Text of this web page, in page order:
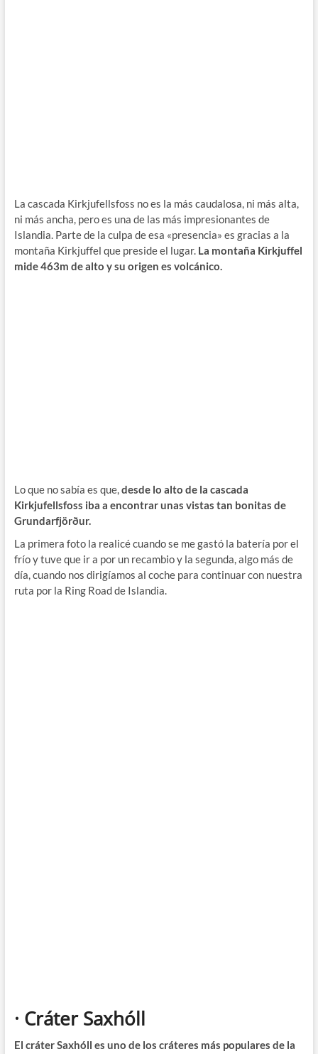
La cascada Kirkjufellsfoss no es la más caudalosa, ni más alta,
ni más ancha, pero es una de las más impresionantes de
Islandia. Parte de la culpa de esa «presencia» es gracias a la
montaña Kirkjuffel que preside el lugar. La montaña Kirkjuffel
mide 463m de alto y su origen es volcánico.
Lo que no sabía es que,desde lo alto de la cascada
Kirkjufellsfoss iba a encontrar unas vistas tan bonitas de
Grundarfjörður.
La primera foto la realicé cuando se me gastó la batería por el
frío y tuve que ir a por un recambio y la segunda, algo más de
día, cuando nos dirigíamos al coche para continuar con nuestra
ruta por la Ring Road de Islandia.
· Cráter Saxhóll
El cráter Saxhóll es uno de los cráteres más populares de la